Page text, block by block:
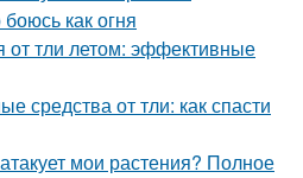
как огня
от тли летом: эффективные
средства от тли: как спасти
мои растения? Полное